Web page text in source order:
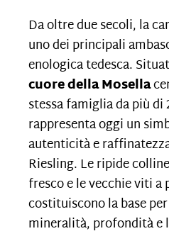
Da oltre due secoli, la
uno dei principali
enologica tedesca.
cuore della Mosella
stessa famiglia da più di
rappresenta oggi un
autenticità e
Riesling. Le ripide
fresco e le vecchie viti a
costituiscono la base
mineralità, profondità e